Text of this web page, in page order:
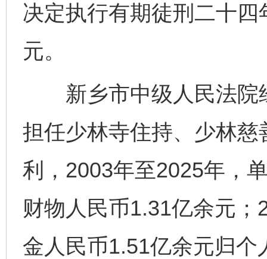
决定执行有期徒刑二十
元。
新乡市中级人民法院
担任少林寺住持、少林
利，2003年至2025年，
财物人民币1.31亿余元
金人民币1.51亿余元归